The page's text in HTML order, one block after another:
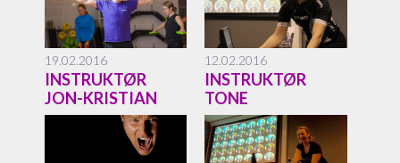
19.02.2016
INSTRUKTØR
JON-KRISTIAN
12.02.2016
INSTRUKTØR
TONE